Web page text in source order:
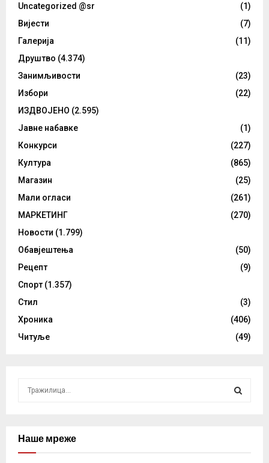
Uncategorized @sr
(1)
Вијести
(7)
Галерија
(11)
Друштво (4.374)
Занимљивости
(23)
Избори
(22)
ИЗДВОЈЕНО (2.595)
Јавне набавке
(1)
Конкурси
(227)
Култура
(865)
Магазин
(25)
Мали огласи
(261)
МАРКЕТИНГ
(270)
Новости (1.799)
Обавјештења
(50)
Рецепт
(9)
Спорт (1.357)
Стил
(3)
Хроника
(406)
Читуље
(49)
cНаше мреже